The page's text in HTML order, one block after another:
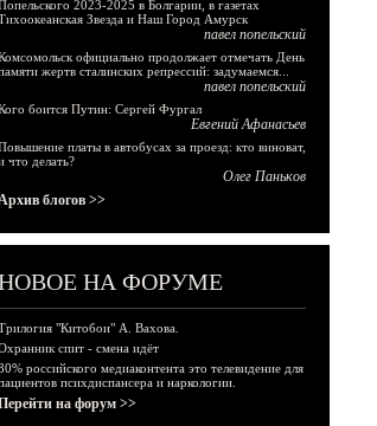
2023-2025 в Болгарии, в газетах
Звезда и Наш Город Амурск
павел попельский
официально продолжает отмечать День
жертв сталинских репрессий: задумаемся...
павел попельский
боится Путин: Сергей Фургал
Евгений Афанасьев
платы в автобусах за проезд: кто виноват,
что делать?
Олег Паньков
блогов >>
НА ФОРУМЕ
"Китобои" А. Вахова.
спит - смена идёт
российского медиаконтента это телевидение для
психдиспансера и наркологии.
на форум >>